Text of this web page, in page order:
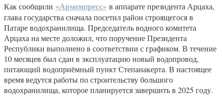
Как сообщили «Арменпресс» в аппарате президента Арцаха,
глава государства сначала посетил район строящегося в
Патаре водохранилища. Председатель водного комитета
Арцаха на месте доложил, что поручение Президента
Республики выполнено в соответствии с графиком. В течение
10 месяцев был сдан в эксплуатацию новый водопровод,
питающий водоприёмный пункт Степанакерта. В настоящее
время ведутся работы по строительству большого
водохранилища, которое планируется завершить в 2025 году.